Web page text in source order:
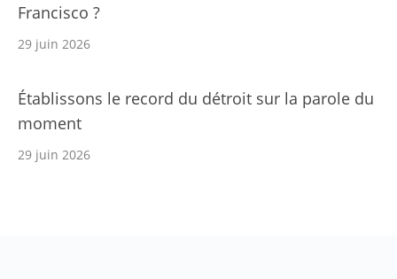
Francisco ?
29 juin 2026
Établissons le record du détroit sur la parole du
moment
29 juin 2026